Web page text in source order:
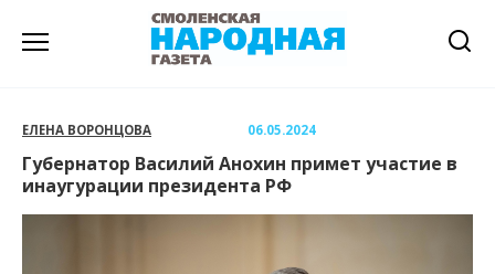
ЕЛЕНА ВОРОНЦОВА 06.05.2024
Губернатор Василий Анохин примет участие в
инаугурации президента РФ